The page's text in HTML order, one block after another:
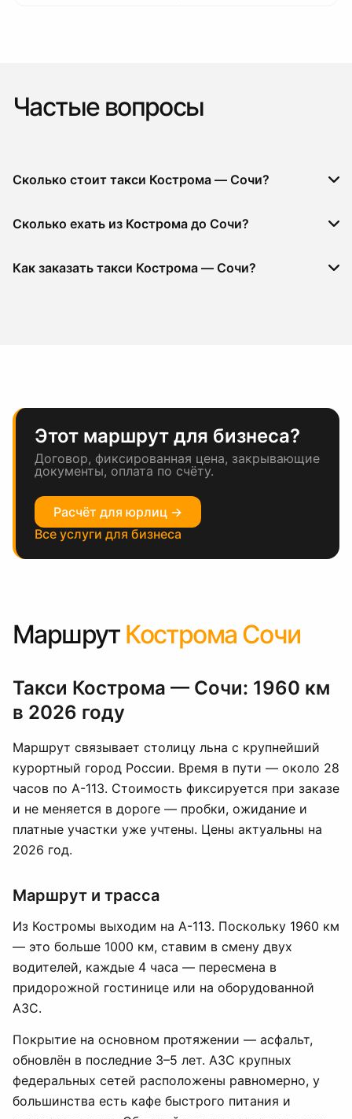
Частые вопросы
Сколько стоит такси Кострома — Сочи?
Сколько ехать из Кострома до Сочи?
Как заказать такси Кострома — Сочи?
Этот маршрут для бизнеса?
Договор, фиксированная цена, закрывающие
документы, оплата по счёту.
Расчёт для юрлиц →
Все услуги для бизнеса
Маршрут Кострома Сочи
Такси Кострома — Сочи: 1960 км
в 2026 году
Маршрут связывает столицу льна с крупнейший
курортный город России. Время в пути — около 28
часов по А-113. Стоимость фиксируется при заказе
и не меняется в дороге — пробки, ожидание и
платные участки уже учтены. Цены актуальны на
2026 год.
Маршрут и трасса
Из Костромы выходим на А-113. Поскольку 1960 км
— это больше 1000 км, ставим в смену двух
водителей, каждые 4 часа — пересмена в
придорожной гостинице или на оборудованной
АЗС.
Покрытие на основном протяжении — асфальт,
обновлён в последние 3–5 лет. АЗС крупных
федеральных сетей расположены равномерно, у
большинства есть кафе быстрого питания и